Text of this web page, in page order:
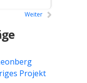
Weiter
Projekt